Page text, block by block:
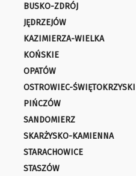
BUSKO-ZDRÓJ
JĘDRZEJÓW
KAZIMIERZA-WIELKA
KOŃSKIE
OPATÓW
OSTROWIEC-ŚWIĘTOKRZYSKI
PIŃCZÓW
SANDOMIERZ
SKARŻYSKO-KAMIENNA
STARACHOWICE
STASZÓW